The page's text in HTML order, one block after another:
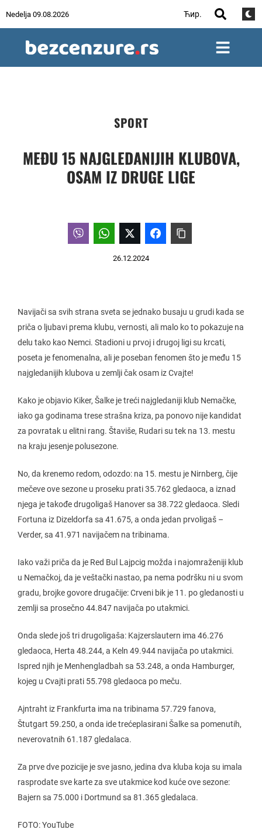
Nedelja 09.08.2026 Ћир.
SPORT
MEĐU 15 NAJGLEDANIJIH KLUBOVA,
OSAM IZ DRUGE LIGE
26.12.2024
Navijači sa svih strana sveta se jednako busaju u grudi kada se
priča o ljubavi prema klubu, vernosti, ali malo ko to pokazuje na
delu tako kao Nemci. Stadioni u prvoj i drugoj ligi su krcati,
poseta je fenomenalna, ali je poseban fenomen što je među 15
najgledanijih klubova u zemlji čak osam iz Cvajte!
Kako je objavio Kiker, Šalke je treći najgledaniji klub Nemačke,
iako ga godinama trese strašna kriza, pa ponovo nije kandidat
za povratak u elitni rang. Štaviše, Rudari su tek na 13. mestu
na kraju jesenje polusezone.
No, da krenemo redom, odozdo: na 15. mestu je Nirnberg, čije
mečeve ove sezone u proseku prati 35.762 gledaoca, a iznad
njega je takođe drugoligaš Hanover sa 38.722 gledaoca. Sledi
Fortuna iz Dizeldorfa sa 41.675, a onda jedan prvoligaš –
Verder, sa 41.971 navijačem na tribinama.
Iako važi priča da je Red Bul Lajpcig možda i najomraženiji klub
u Nemačkoj, da je veštački nastao, pa nema podršku ni u svom
gradu, brojke govore drugačije: Crveni bik je 11. po gledanosti u
zemlji sa prosečno 44.847 navijača po utakmici.
Onda slede još tri drugoligaša: Kajzerslautern ima 46.276
gledaoca, Herta 48.244, a Keln 49.944 navijača po utakmici.
Ispred njih je Menhengladbah sa 53.248, a onda Hamburger,
kojeg u Cvajti prati 55.798 gledaoca po meču.
Ajntraht iz Frankfurta ima na tribinama 57.729 fanova,
Štutgart 59.250, a onda ide trećeplasirani Šalke sa pomenutih,
neverovatnih 61.187 gledalaca.
Za prve dve pozicije je sve jasno, jedina dva kluba koja su imala
rasprodate sve karte za sve utakmice kod kuće ove sezone:
Bajern sa 75.000 i Dortmund sa 81.365 gledalaca.
FOTO: YouTube